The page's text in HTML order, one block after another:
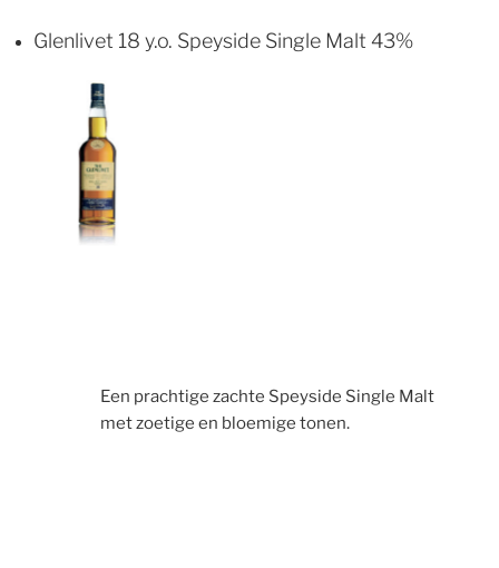
Glenlivet 18 y.o. Speyside Single Malt 43%
Een prachtige zachte Speyside Single Malt
met zoetige en bloemige tonen.